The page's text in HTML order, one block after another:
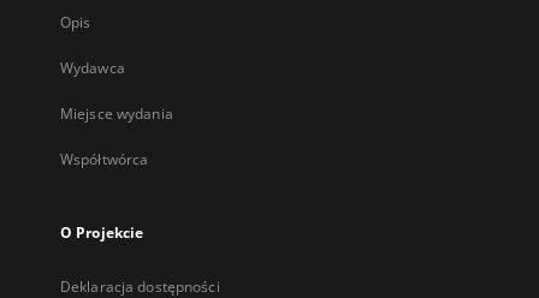
Opis
Wydawca
Miejsce wydania
Współtwórca
O Projekcie
Deklaracja dostępności